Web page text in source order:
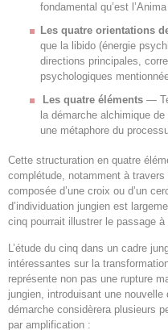
fondamental qu’est
Les quatre orientations
que la libido (énergie
directions principales,
psychologiques
Les quatre éléments —
la démarche alchimique
une métaphore du
Cette structuration en quatre
complétude, notamment à
composée d’une croix ou d’un
d’individuation jungien est
cinq pourrait illustrer le passage
L’étude du cinq dans un cadre
intéressantes sur la
représente non pas une rupture
jungien, introduisant une nouvelle
démarche considèrera plusieurs
par amplification :